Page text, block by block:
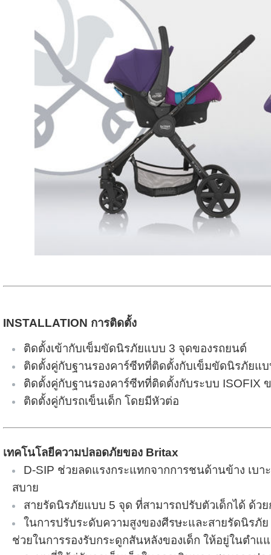
INSTALLATION การติดตั้ง
ติดตั้งเข้ากับเข็มขัดนิรภัยแบบ 3 จุดของรถยนต์
ติดตั้งคู่กับฐานรองคาร์ซีทที่ติดตั้งกับเข็มขัดนิรภัยแ
ติดตั้งคู่กับฐานรองคาร์ซีทที่ติดตั้งกับระบบ ISOFIX
ติดตั้งคู่กับรถเข็นเด็ก โดยมีหัวต่อ
เทคโนโลยีความปลอดภัยของ Britax
D-SIP ช่วยลดแรงกระแทกจากการชนด้านข้าง เบ
สบาย
สายรัดนิรภัยแบบ 5 จุด ที่สามารถปรับตัวเด็กได้ ด้ว
ในการปรับระดับความสูงของศีรษะและสายรัดนิรภั
ช่วยในการรองรับกระดูกสันหลังของเด็ก ให้อยู่ในตำ